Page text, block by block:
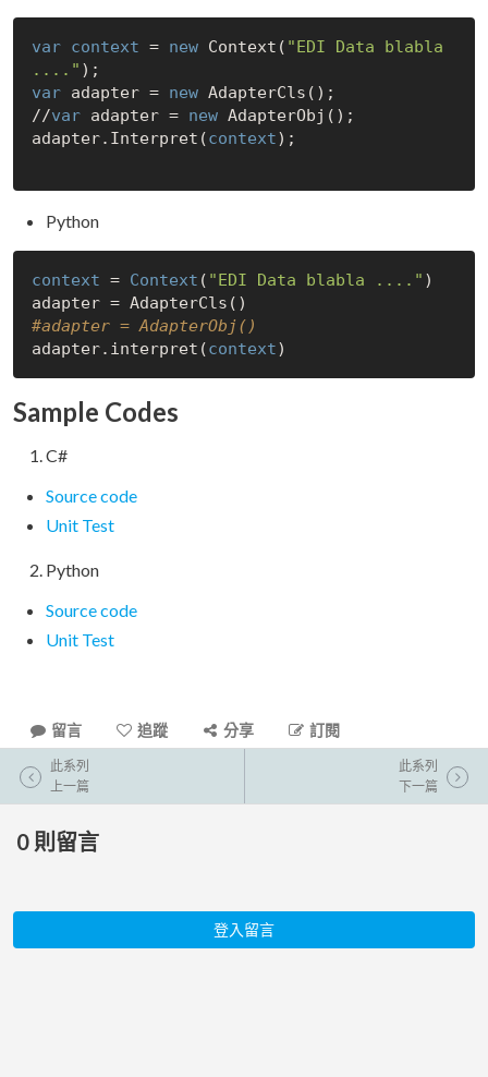
var context = new Context( "EDI Data blabla
...."
var adapter = new AdapterCls();
//var adapter = new AdapterObj();
adapter.Interpret(context);
Python
context = Context ( "EDI Data blabla ...." )
#adapter = AdapterObj()
adapter.interpret(context
Sample Codes
C#
Source code
Unit Test
Python
Source code
Unit Test
留言 追蹤 分享 訂閱
此系列
上一篇
此系列
下一篇
0 則留言
登入留言